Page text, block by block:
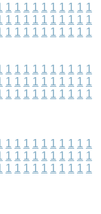
1 1 1 1 1 1 1 1 1 1
1 1 1 1 1 1 1 1 1 1
1 1 1 1 1 1 1 1 1 1
1 1 1 1 1 1 1 1 1 1
1 1 1 1 1 1 1 1 1 1
1 1 1 1 1 1 1 1 1 1
1 1 1 1 1 1 1 1 1 1
1 1 1 1 1 1 1 1 1 1
1 1 1 1 1 1 1 1 1 1